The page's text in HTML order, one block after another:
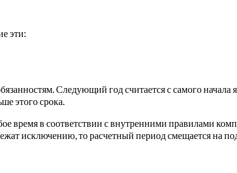
эти:
Следующий год считается с самого начала
этого срока.
в соответствии с внутренними правилами
исключению, то расчетный период смещается на